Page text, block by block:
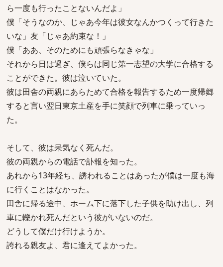
ら一度も行ったことないんだよ」
僕「そうなのか、じゃあ今年は彼女なんかつくって行きた
いな」友「じゃあ約束な！」
僕「ああ、そのためにも頑張らなきゃな」
それから日は過ぎ、僕らは同じ第一志望の大学に合格する
ことができた。彼は泣いていた。
彼は田舎の両親にあらためて合格を報告するため一度帰郷
すると言い翌日東京土産を手に笑顔で列車に乗っていっ
た。
そして、彼は呆気なく死んだ。
彼の両親からの電話で訃報を知った。
あれから13年経ち、誘われることはあったが僕は一度も海
に行くことはなかった。
田舎に帰る途中、ホーム下に落下した子供を助け出し、列
車に轢かれ死んだという彼がいないのだ。
どうして僕だけ行けようか。
誇れる親友よ、君に逢えてよかった。